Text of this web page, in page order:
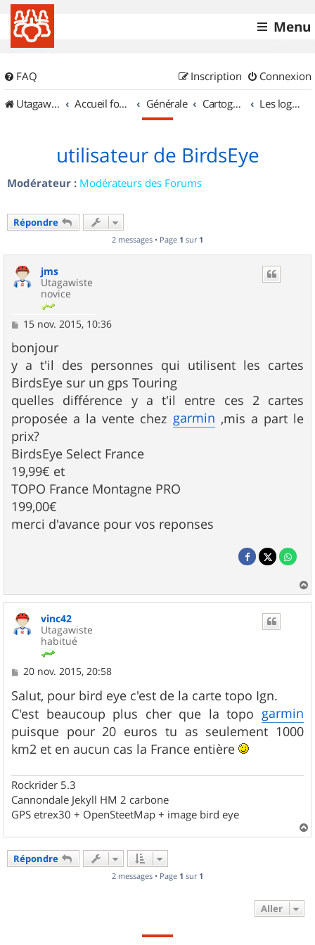
Menu
FAQ Connexion
Inscription
UtagawaVTT (Randos VTT et VTTAE avec traces GPS)
Accueil forum Générale Cartographie et GPS Les logiciels
utilisateur de BirdsEye
Modérateur : Modérateurs des Forums
Répondre
2 messages • Page 1 sur 1
jms
Utagawiste
novice
M
s
s
g
e
15 nov. 2015, 10:36
bonjour
y a t'il des personnes qui utilisent les cartes
BirdsEye sur un gps Touring
quelles différence y a t'il entre ces 2 cartes
proposée a la vente chez garmin ,mis a part le
prix?
BirdsEye Select France
19,99€ et
TOPO France Montagne PRO
199,00€
merci d'avance pour vos reponses
a
vinc42
Utagawiste
habitué
M
s
s
a
g
e
20 nov. 2015, 20:58
Salut, pour bird eye c'est de la carte topo Ign.
C'est beaucoup plus cher que la topo garmin
puisque pour 20 euros tu as seulement 1000
km2 et en aucun cas la France entière
Rockrider 5.3
Cannondale Jekyll HM 2 carbone
GPS etrex30 + OpenSteetMap + image bird eye
a
Répondre
2 messages • Page 1 sur 1
Aller